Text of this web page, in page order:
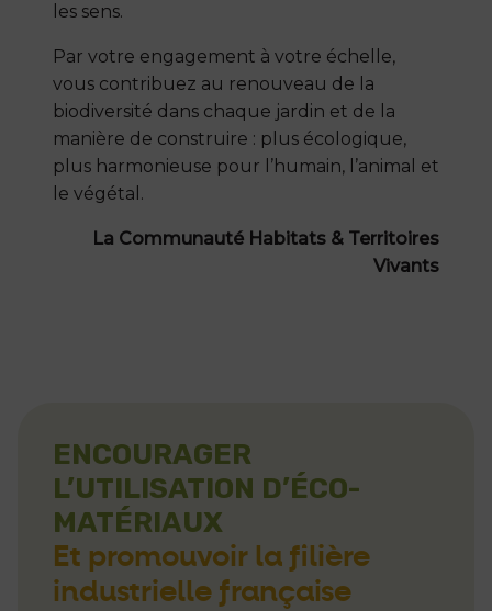
les sens.
Par votre engagement à votre échelle,
vous contribuez au renouveau de la
biodiversité dans chaque jardin et de la
manière de construire : plus écologique,
plus harmonieuse pour l’humain, l’animal et
le végétal.
La Communauté Habitats & Territoires
Vivants
ENCOURAGER
L’UTILISATION D’ÉCO-
MATÉRIAUX
Et promouvoir la filière
industrielle française